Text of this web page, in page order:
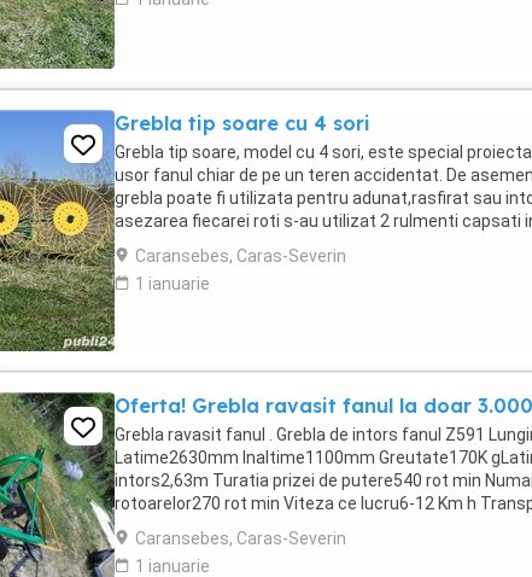
Grebla tip soare cu 4 sori
Grebla tip soare, model cu 4 sori, este special
usor fanul chiar de pe un teren accidentat. De
grebla poate fi utilizata pentru adunat,rasfirat sau
asezarea fiecarei roti s-au utilizat 2 rulmenti capsati
Transport in toata ...
Caransebes, Caras-Severin
1 ianuarie
Oferta! Grebla ravasit fanul la doar
Grebla ravasit fanul . Grebla de intors fanul Z591
Latime2630mm Inaltime1100mm Greutate170K
intors2,63m Turatia prizei de putere540 rot min
rotoarelor270 rot min Viteza ce lucru6-12 Km h
Pentru detalii si comenzi, apelati ...
Caransebes, Caras-Severin
1 ianuarie